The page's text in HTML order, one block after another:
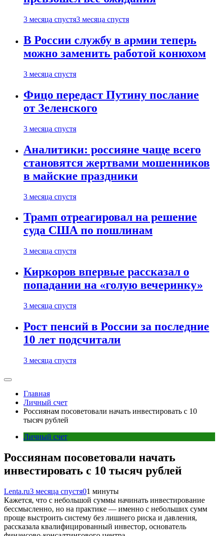
3 месяца спустя3 месяца спустя
В России службу в армии теперь
можно заменить работой конюхом
3 месяца спустя
Фицо передаст Путину послание
от Зеленского
3 месяца спустя
Аналитики: россияне чаще всего
становятся жертвами мошенников
в майские праздники
3 месяца спустя
Трамп отреагировал на решение
суда США по пошлинам
3 месяца спустя
Киркоров впервые рассказал о
попадании на «голую вечеринку»
3 месяца спустя
Рост пенсий в России за последние
10 лет подсчитали
3 месяца спустя
Главная
Личный счет
Россиянам посоветовали начать инвестировать с 10
тысяч рублей
Личный счет
Россиянам посоветовали начать
инвестировать с 10 тысяч рублей
Lenta.ru3 месяца спустя01 минуты
Кажется, что с небольшой суммы начинать инвестирование
бессмысленно, но на практике — именно с небольших сумм
проще выстроить систему без лишнего риска и давления,
рассказала квалифицированный инвестор, основатель